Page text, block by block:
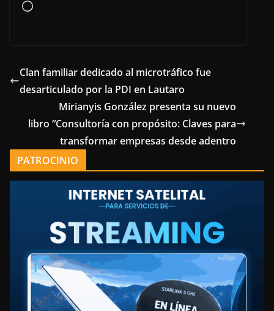
Cargando...
Clan familiar dedicado al microtráfico fue
desarticulado por la PDI en Lautaro
Mirianyis González presenta su nuevo
libro “Consultoría con propósito: Claves para
transformar empresas desde adentro
PATROCINIO